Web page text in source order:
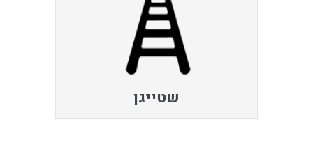
שטייגן